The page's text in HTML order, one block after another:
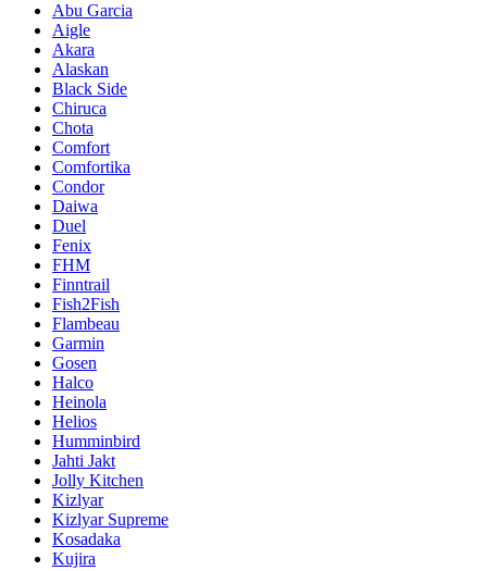
Abu Garcia
Aigle
Akara
Alaskan
Black Side
Chiruca
Chota
Comfort
Comfortika
Condor
Daiwa
Duel
Fenix
FHM
Finntrail
Fish2Fish
Flambeau
Garmin
Gosen
Halco
Heinola
Helios
Humminbird
Jahti Jakt
Jolly Kitchen
Kizlyar
Kizlyar Supreme
Kosadaka
Kujira